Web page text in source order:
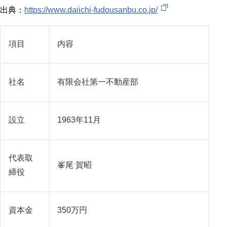
出典： https://www.daiichi-fudousanbu.co.jp/
項目 内容
社名 有限会社第一不動産部
設立 1963年11月
代表取
締役
峯尾 賀昭
資本金 350万円